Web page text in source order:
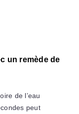
un remède de
de l’eau
peut